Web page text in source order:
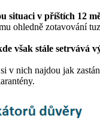
situaci v příštích 12
ohledně zotavování
však stále setrvává
v nich najdou jak